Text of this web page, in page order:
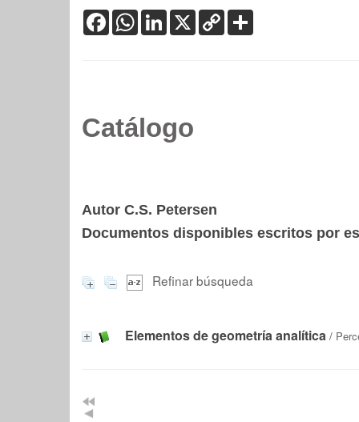
FacebookWhatsApp
LinkedIn
X Copy
Link
Catálogo
Autor C.S. Petersen
Documentos disponibles escritos por
Refinar búsqueda
Elementos de geometría analítica /